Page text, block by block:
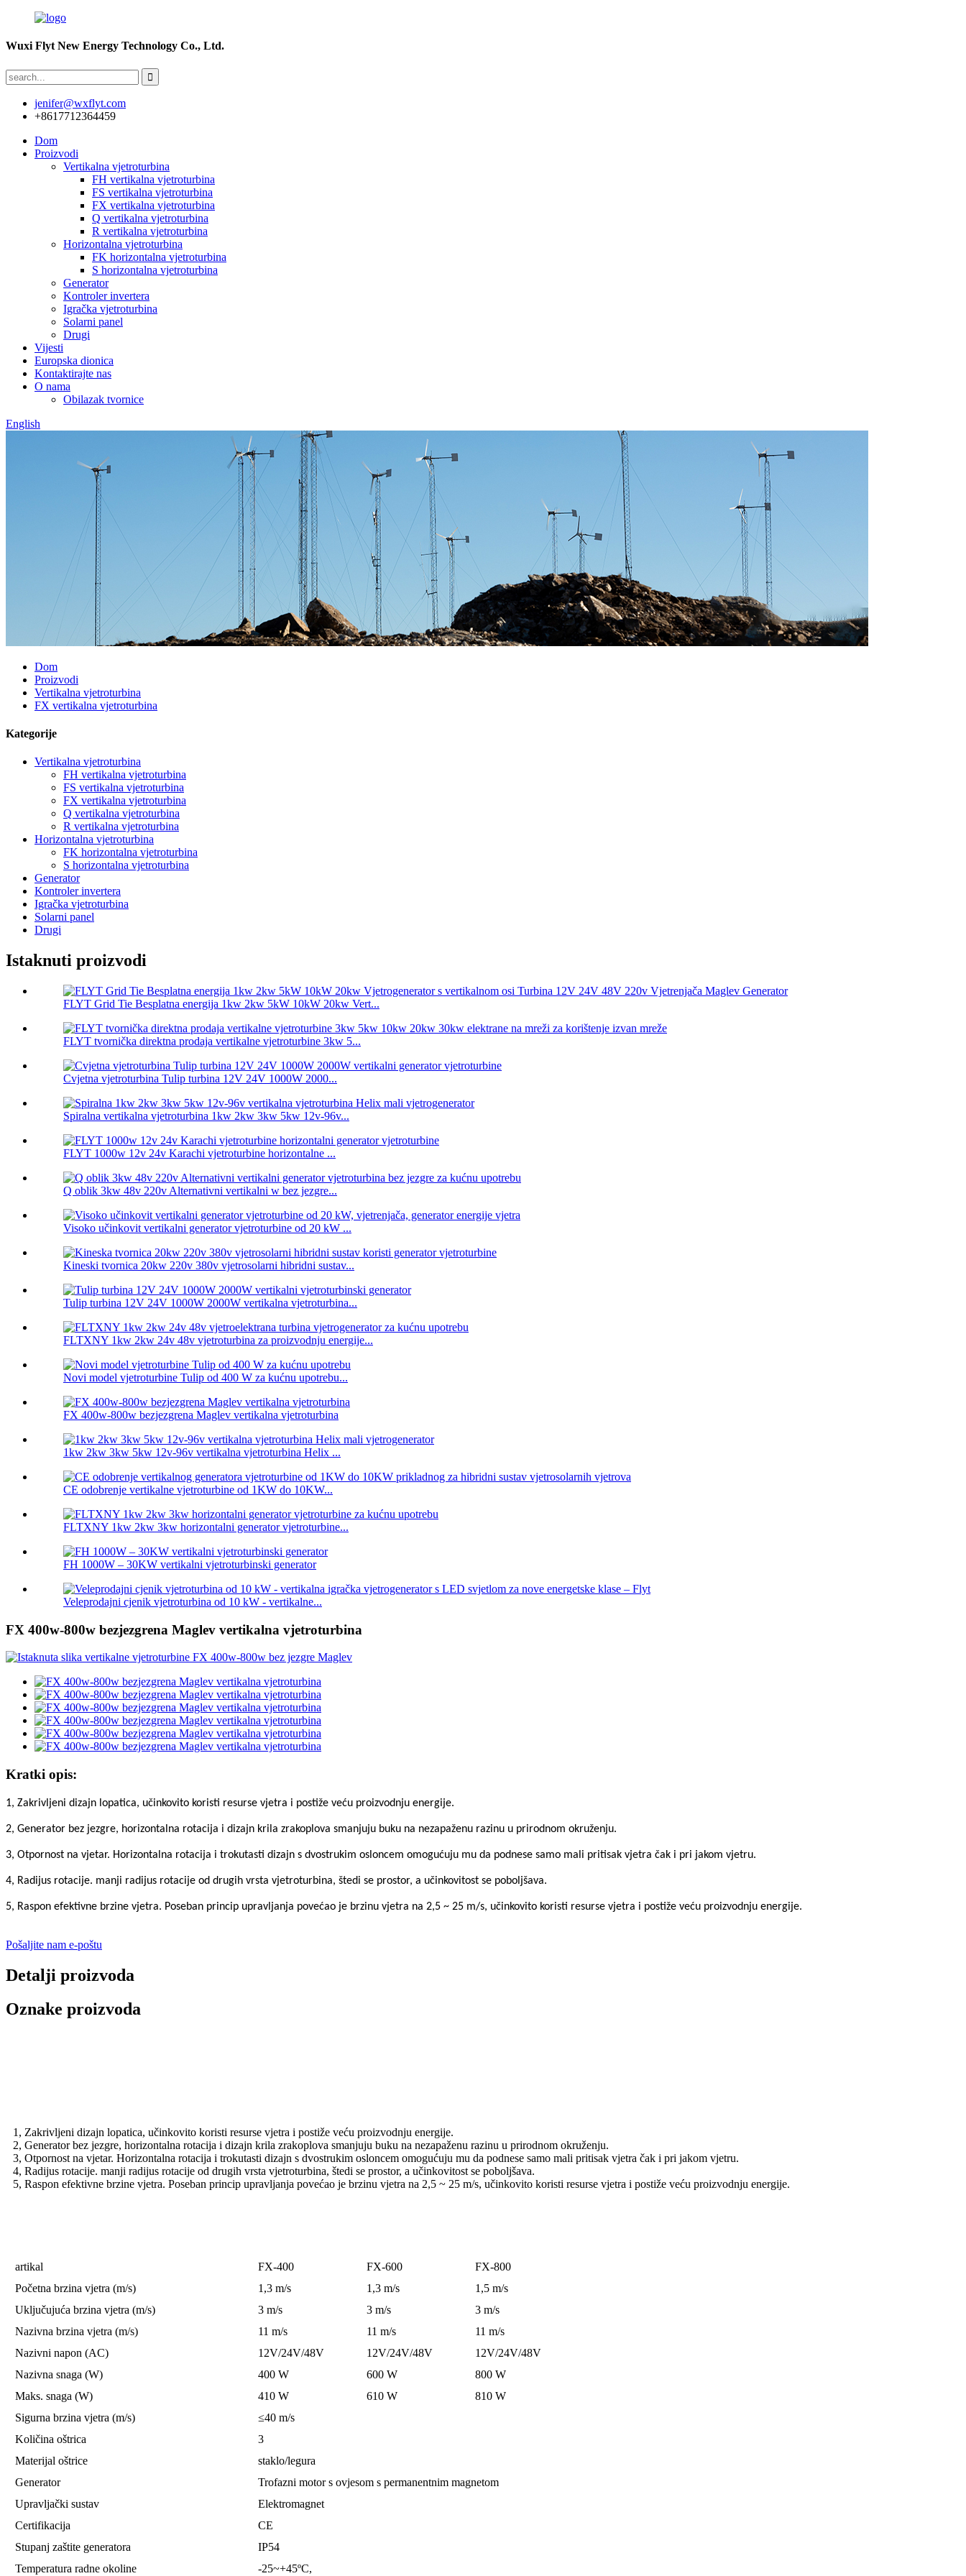
Wuxi Flyt New Energy Technology Co., Ltd.
jenifer@wxflyt.com
+8617712364459
Dom
Proizvodi
Vertikalna vjetroturbina
FH vertikalna vjetroturbina
FS vertikalna vjetroturbina
FX vertikalna vjetroturbina
Q vertikalna vjetroturbina
R vertikalna vjetroturbina
Horizontalna vjetroturbina
FK horizontalna vjetroturbina
S horizontalna vjetroturbina
Generator
Kontroler invertera
Igračka vjetroturbina
Solarni panel
Drugi
Vijesti
Europska dionica
Kontaktirajte nas
O nama
Obilazak tvornice
English
Dom
Proizvodi
Vertikalna vjetroturbina
FX vertikalna vjetroturbina
Kategorije
Vertikalna vjetroturbina
FH vertikalna vjetroturbina
FS vertikalna vjetroturbina
FX vertikalna vjetroturbina
Q vertikalna vjetroturbina
R vertikalna vjetroturbina
Horizontalna vjetroturbina
FK horizontalna vjetroturbina
S horizontalna vjetroturbina
Generator
Kontroler invertera
Igračka vjetroturbina
Solarni panel
Drugi
Istaknuti proizvodi
FLYT Grid Tie Besplatna energija 1kw 2kw 5kW 10kW 20kw Vert...
FLYT tvornička direktna prodaja vertikalne vjetroturbine 3kw 5...
Cvjetna vjetroturbina Tulip turbina 12V 24V 1000W 2000...
Spiralna vertikalna vjetroturbina 1kw 2kw 3kw 5kw 12v-96v...
FLYT 1000w 12v 24v Karachi vjetroturbine horizontalne ...
Q oblik 3kw 48v 220v Alternativni vertikalni w bez jezgre...
Visoko učinkovit vertikalni generator vjetroturbine od 20 kW ...
Kineski tvornica 20kw 220v 380v vjetrosolarni hibridni sustav...
Tulip turbina 12V 24V 1000W 2000W vertikalna vjetroturbina...
FLTXNY 1kw 2kw 24v 48v vjetroturbina za proizvodnju energije...
Novi model vjetroturbine Tulip od 400 W za kućnu upotrebu...
FX 400w-800w bezjezgrena Maglev vertikalna vjetroturbina
1kw 2kw 3kw 5kw 12v-96v vertikalna vjetroturbina Helix ...
CE odobrenje vertikalne vjetroturbine od 1KW do 10KW...
FLTXNY 1kw 2kw 3kw horizontalni generator vjetroturbine...
FH 1000W – 30KW vertikalni vjetroturbinski generator
Veleprodajni cjenik vjetroturbina od 10 kW - vertikalne...
FX 400w-800w bezjezgrena Maglev vertikalna vjetroturbina
Kratki opis:
1, Zakrivljeni dizajn lopatica, učinkovito koristi resurse vjetra i postiže veću proizvodnju energije.
2, Generator bez jezgre, horizontalna rotacija i dizajn krila zrakoplova smanjuju buku na nezapaženu razinu u prirodnom okruženju.
3, Otpornost na vjetar. Horizontalna rotacija i trokutasti dizajn s dvostrukim osloncem omogućuju mu da podnese samo mali pritisak vjetra čak i pri jakom vjetru.
4, Radijus rotacije. manji radijus rotacije od drugih vrsta vjetroturbina, štedi se prostor, a učinkovitost se poboljšava.
5, Raspon efektivne brzine vjetra. Poseban princip upravljanja povećao je brzinu vjetra na 2,5 ~ 25 m/s, učinkovito koristi resurse vjetra i postiže veću proizvodnju energije.
Pošaljite nam e-poštu
Detalji proizvoda
Oznake proizvoda
1, Zakrivljeni dizajn lopatica, učinkovito koristi resurse vjetra i postiže veću proizvodnju energije.
2, Generator bez jezgre, horizontalna rotacija i dizajn krila zrakoplova smanjuju buku na nezapaženu razinu u prirodnom okruženju.
3, Otpornost na vjetar. Horizontalna rotacija i trokutasti dizajn s dvostrukim osloncem omogućuju mu da podnese samo mali pritisak vjetra čak i pri jakom vjetru.
4, Radijus rotacije. manji radijus rotacije od drugih vrsta vjetroturbina, štedi se prostor, a učinkovitost se poboljšava.
5, Raspon efektivne brzine vjetra. Poseban princip upravljanja povećao je brzinu vjetra na 2,5 ~ 25 m/s, učinkovito koristi resurse vjetra i postiže veću proizvodnju energije.
artikal FX-400 FX-600
FX-800
Početna brzina vjetra (m/s)
1,3 m/s 1,3 m/s
1,5 m/s
Uključujuća brzina vjetra (m/s)
3 m/s 3 m/s
3 m/s
Nazivna brzina vjetra (m/s)
11 m/s 11 m/s
11 m/s
Nazivni napon (AC)
12V/24V/48V 12V/24V/48V
12V/24V/48V
Nazivna snaga (W)
400 W 600 W
800 W
Maks. snaga (W)
410 W 610 W
810 W
Sigurna brzina vjetra (m/s)
≤40 m/s
Količina oštrica
3
Materijal oštrice
staklo/legura
Generator
Trofazni motor s ovjesom s permanentnim magnetom
Upravljački sustav
Elektromagnet
Certifikacija
CE
Stupanj zaštite generatora
IP54
Temperatura radne okoline
-25~+45ºC,